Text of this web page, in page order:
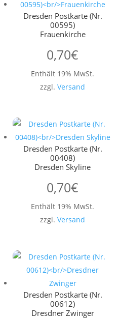
Dresden Postkarte (Nr.
00595)
Frauenkirche
0,70€
Enthält 19% MwSt.
zzgl.Versand
Dresden Postkarte (Nr.
00408)
Dresden Skyline
0,70€
Enthält 19% MwSt.
zzgl.Versand
Dresden Postkarte (Nr.
00612)
Dresdner Zwinger